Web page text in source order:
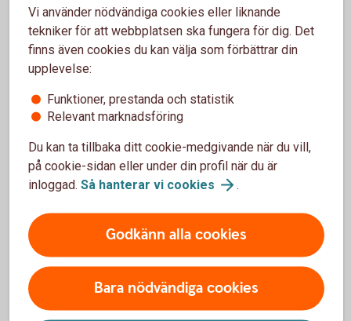
Skriv under bodelningsavtalet.
Bodelning separation - om ni är sambos
som samboförhållandet upphörde.
sammanlagda nettovärdet av bostad och bohag som
införskaffats för gemensamt bruk, alltså inte till det som
var och en fått eller köpt för eget bruk, säger Madelén.
Det betyder att om den ena parten har flyttat in hos den
andra för att bli sambo, så har man inte rätt till del i
bostaden vid en separation. För bohag, som till exempel
möbler, gäller att det som införskaffats för att användas
gemensamt delas lika vid en separation.
Vi använder nödvändiga cookies eller liknande
tekniker för att webbplatsen ska fungera för dig. Det
finns även cookies du kan välja som förbättrar din
upplevelse:
Funktioner, prestanda och statistik
Relevant marknadsföring
Du kan ta tillbaka ditt cookie-medgivande när du vill,
på cookie-sidan eller under din profil när du är
inloggad. Så hanterar vi cookies .
Godkänn alla cookies
Bara nödvändiga cookies